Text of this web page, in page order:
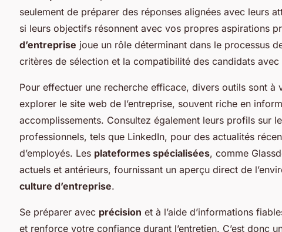
seulement de préparer des réponses alignées avec leurs
si leurs objectifs résonnent avec vos propres aspirations
d’entreprise joue un rôle déterminant dans le processus
critères de sélection et la compatibilité des candidats avec
Pour effectuer une recherche efficace, divers outils sont à
explorer le site web de l’entreprise, souvent riche en
accomplissements. Consultez également leurs profils sur
professionnels, tels que LinkedIn, pour des actualités
d’employés. Les plateformes spécialisées, comme
actuels et antérieurs, fournissant un aperçu direct de
culture d’entreprise.
Se préparer avec précision et à l’aide d’informations
et renforce votre confiance durant l’entretien. C’est donc